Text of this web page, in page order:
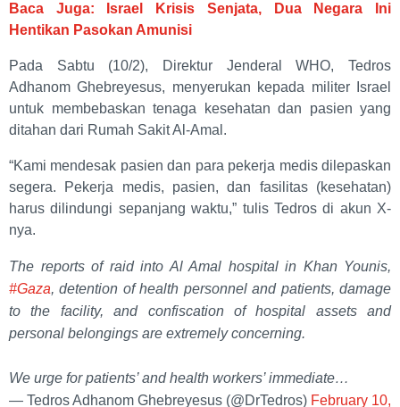
Baca Juga: Israel Krisis Senjata, Dua Negara Ini
Hentikan Pasokan Amunisi
Pada Sabtu (10/2), Direktur Jenderal WHO, Tedros
Adhanom Ghebreyesus, menyerukan kepada militer Israel
untuk membebaskan tenaga kesehatan dan pasien yang
ditahan dari Rumah Sakit Al-Amal.
“Kami mendesak pasien dan para pekerja medis dilepaskan
segera. Pekerja medis, pasien, dan fasilitas (kesehatan)
harus dilindungi sepanjang waktu,” tulis Tedros di akun X-
nya.
The reports of raid into Al Amal hospital in Khan Younis,
#Gaza, detention of health personnel and patients, damage
to the facility, and confiscation of hospital assets and
personal belongings are extremely concerning.
We urge for patients’ and health workers’ immediate…
— Tedros Adhanom Ghebreyesus (@DrTedros) February 10,